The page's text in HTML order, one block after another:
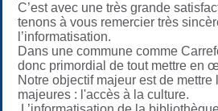
C’est avec une très grande
tenons à vous remercier très
l’informatisation.
Dans une commune comme
donc primordial de tout mettre en
Notre objectif majeur est de
majeures : l'accès à la culture.